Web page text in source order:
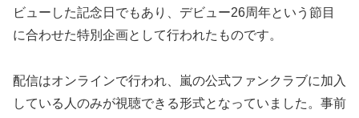
ビューした記念日でもあり、デビュー26周年という節目
に合わせた特別企画として行われたものです。
配信はオンラインで行われ、嵐の公式ファンクラブに加入
している人のみが視聴できる形式となっていました。事前